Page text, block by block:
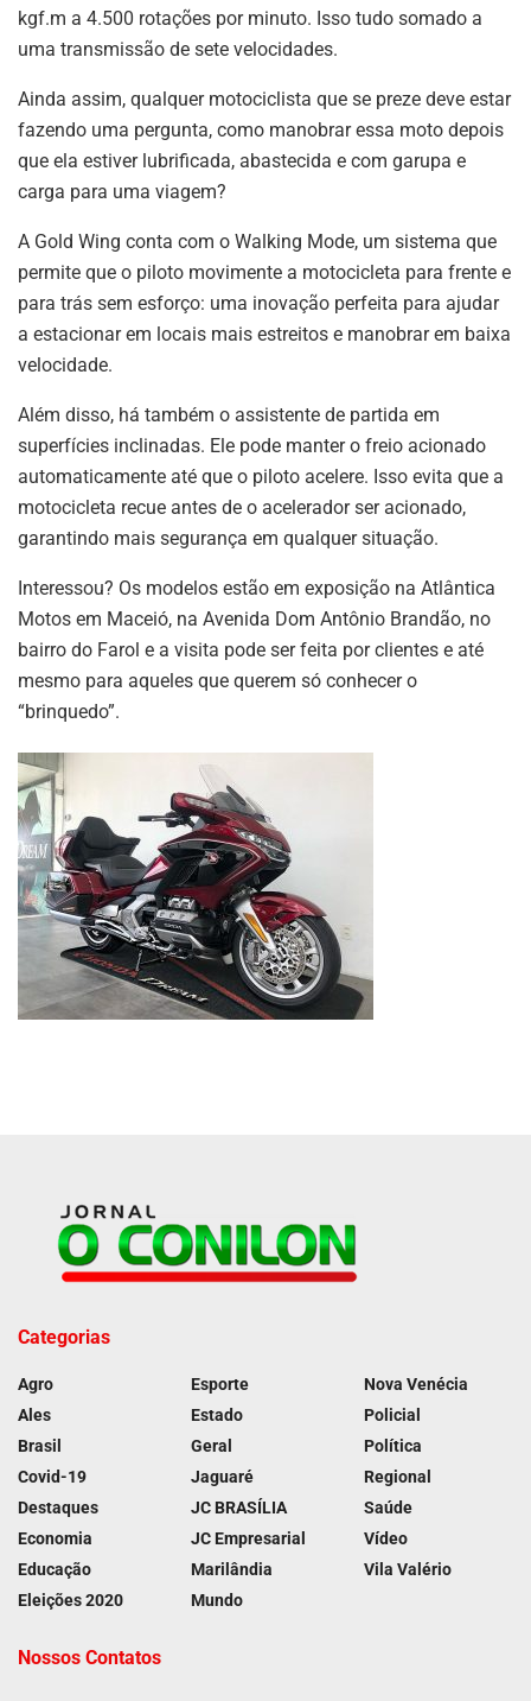
kgf.m a 4.500 rotações por minuto. Isso tudo somado a
uma transmissão de sete velocidades.
Ainda assim, qualquer motociclista que se preze deve estar
fazendo uma pergunta, como manobrar essa moto depois
que ela estiver lubrificada, abastecida e com garupa e
carga para uma viagem?
A Gold Wing conta com o Walking Mode, um sistema que
permite que o piloto movimente a motocicleta para frente e
para trás sem esforço: uma inovação perfeita para ajudar
a estacionar em locais mais estreitos e manobrar em baixa
velocidade.
Além disso, há também o assistente de partida em
superfícies inclinadas. Ele pode manter o freio acionado
automaticamente até que o piloto acelere. Isso evita que a
motocicleta recue antes de o acelerador ser acionado,
garantindo mais segurança em qualquer situação.
Interessou? Os modelos estão em exposição na Atlântica
Motos em Maceió, na Avenida Dom Antônio Brandão, no
bairro do Farol e a visita pode ser feita por clientes e até
mesmo para aqueles que querem só conhecer o
“brinquedo”.
Categorias
Agro
Ales
Brasil
Covid-19
Destaques
Economia
Educação
Eleições 2020
Esporte
Estado
Geral
Jaguaré
JC BRASÍLIA
JC Empresarial
Marilândia
Mundo
Nova Venécia
Policial
Política
Regional
Saúde
Vídeo
Vila Valério
Nossos Contatos